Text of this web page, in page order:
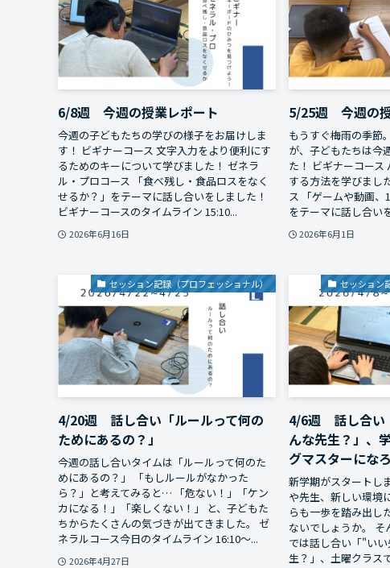
6/8週 今週の授業レポート
今週の子どもたちの学びの様子をお届けしま
す！ ビギナーコース 文字入力をより便利にす
るためのキーについて学びました！ ゼネラ
ル・プロコース 「食べ残し・食品ロスをなく
せるか？」をテーマに話し合いをしました！
ビギナーコースのタイムライン 15:10...
2026年6月16日
5/25週 今週の
もうすぐ梅雨の季節
が、子どもたちは今
た！ ビギナーコース
する方法を学びまし
ス 「ゲームや動画、
をテーマに話し合い
2026年6月1日
セッション記録（プロフェッショナル）
4/20週 話し合い「ルールって何の
ためにあるの？」
今週の話し合いタイムは「ルールって何のた
めにあるの？」 「もしルールがなかった
ら？」と考えてみると… 「危ない！」「ケン
カになる！」「楽しくない！」 と、子どもた
ちからたくさんの気づきが出てきました。 ゼ
ネラルコース今日のタイムライン 16:10～...
2026年4月27日
セッション
4/6週 話し合い
んな先生？」、
グマスターになろ
新学期がスタートし
や先生、新しい環境
らも一歩を踏み出し
ないでしょうか。 そ
では話し合い「"い
生？」、土曜クラス